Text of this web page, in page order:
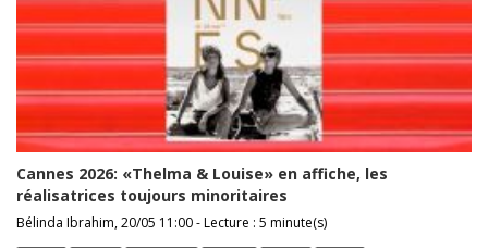
Cannes 2026: «Thelma & Louise» en affiche, les
réalisatrices toujours minoritaires
Bélinda Ibrahim, 20/05 11:00 - Lecture : 5 minute(s)